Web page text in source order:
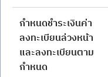
กำหนดชำระเงินค่า
ลงทะเบียนล่วงหน้า
และลงทะเบียนตาม
กำหนด